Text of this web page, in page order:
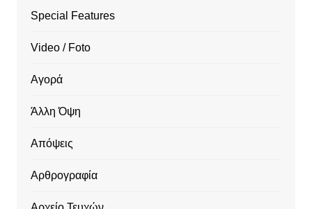
Special Features
Video / Foto
Αγορά
Άλλη Όψη
Απόψεις
Αρθρογραφία